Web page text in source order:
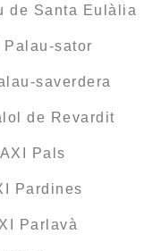
de Santa Eulàlia
sator
saverdera
de Revardit
Pals
Pardines
Parlavà